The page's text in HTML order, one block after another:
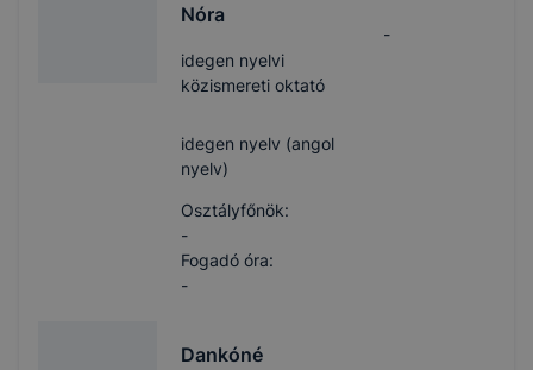
Nóra
idegen nyelvi
közismereti oktató
idegen nyelv (angol
nyelv)
-
Osztályfőnök:
-
Fogadó óra:
-
Dankóné